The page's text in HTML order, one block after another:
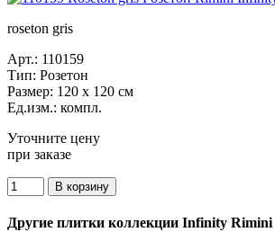
roseton gris
Арт.: 110159
Тип: Розетон
Размер: 120 x 120 см
Ед.изм.: компл.
Уточните цену
при заказе
Другие плитки коллекции Infinity Rimini